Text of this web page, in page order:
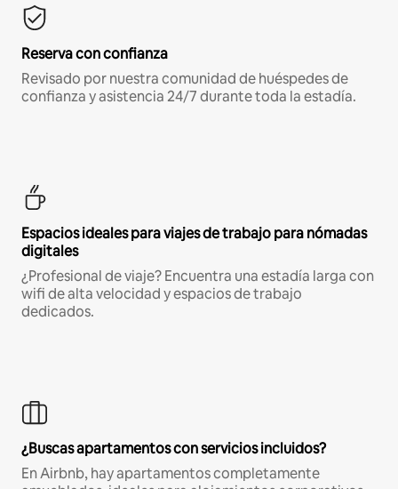
Reserva con confianza
Revisado por nuestra comunidad de huéspedes de
confianza y asistencia 24/7 durante toda la estadía.
Espacios ideales para viajes de trabajo para nómadas
digitales
¿Profesional de viaje? Encuentra una estadía larga con
wifi de alta velocidad y espacios de trabajo
dedicados.
¿Buscas apartamentos con servicios incluidos?
En Airbnb, hay apartamentos completamente